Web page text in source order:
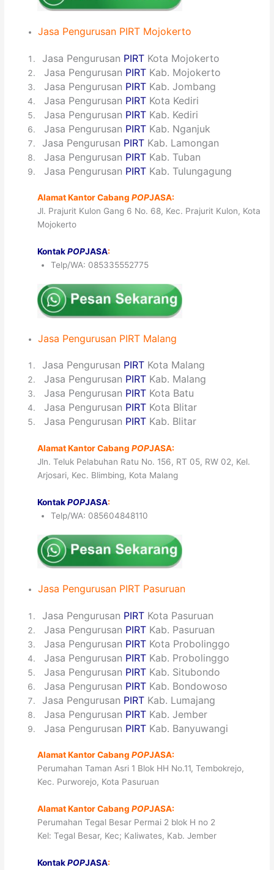
Jasa Pengurusan PIRT Mojokerto
1Jasa Pengurusan PIRT Kota Mojokerto
2Jasa Pengurusan PIRT Kab. Mojokerto
3Jasa Pengurusan PIRT Kab. Jombang
4Jasa Pengurusan PIRT Kota Kediri
5Jasa Pengurusan PIRT Kab. Kediri
6Jasa Pengurusan PIRT Kab. Nganjuk
7Jasa Pengurusan PIRT Kab. Lamongan
8Jasa Pengurusan PIRT Kab. Tuban
9Jasa Pengurusan PIRT Kab. Tulungagung
Alamat Kantor CabangPOPJASA:
Jl. Prajurit Kulon Gang 6 No. 68, Kec. Prajurit Kulon, Kota
Mojokerto
KontakPOPJASA:
Telp/WA: 085335552775
Jasa Pengurusan PIRT Malang
1Jasa Pengurusan PIRT Kota Malang
2Jasa Pengurusan PIRT Kab. Malang
3Jasa Pengurusan PIRT Kota Batu
4Jasa Pengurusan PIRT Kota Blitar
5Jasa Pengurusan PIRT Kab. Blitar
Alamat Kantor CabangPOPJASA:
Jln. Teluk Pelabuhan Ratu No. 156, RT 05, RW 02, Kel.
Arjosari, Kec. Blimbing, Kota Malang
KontakPOPJASA:
Telp/WA: 085604848110
Jasa Pengurusan PIRT Pasuruan
1Jasa Pengurusan PIRT Kota Pasuruan
2Jasa Pengurusan PIRT Kab. Pasuruan
3Jasa Pengurusan PIRT Kota Probolinggo
4Jasa Pengurusan PIRT Kab. Probolinggo
5Jasa Pengurusan PIRT Kab. Situbondo
6Jasa Pengurusan PIRT Kab. Bondowoso
7Jasa Pengurusan PIRT Kab. Lumajang
8Jasa Pengurusan PIRT Kab. Jember
9Jasa Pengurusan PIRT Kab. Banyuwangi
Alamat Kantor CabangPOPJASA:
Perumahan Taman Asri 1 Blok HH No.11, Tembokrejo,
Kec. Purworejo, Kota Pasuruan
Alamat Kantor CabangPOPJASA:
Perumahan Tegal Besar Permai 2 blok H no 2
Kel: Tegal Besar, Kec; Kaliwates, Kab. Jember
KontakPOPJASA: